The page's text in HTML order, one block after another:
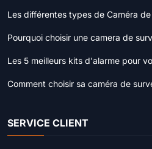
Les différentes types de Caméra
Pourquoi choisir une camera de
Les 5 meilleurs kits d'alarme pour
Comment choisir sa caméra de
SERVICE CLIENT